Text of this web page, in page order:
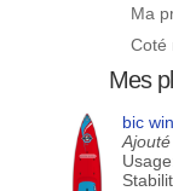
Ma
Coté
Mes
bic